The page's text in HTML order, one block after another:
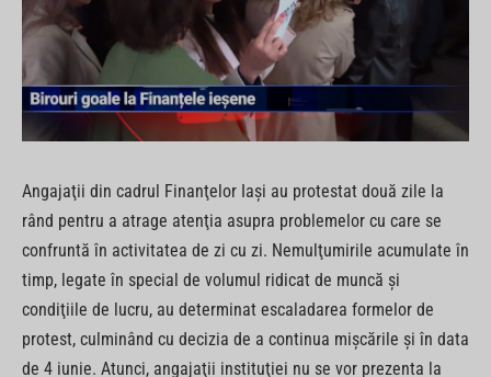
Angajaţii din cadrul Finanţelor Iaşi au protestat două zile la
rând pentru a atrage atenţia asupra problemelor cu care se
confruntă în activitatea de zi cu zi. Nemulţumirile acumulate în
timp, legate în special de volumul ridicat de muncă şi
condiţiile de lucru, au determinat escaladarea formelor de
protest, culminând cu decizia de a continua mişcările şi în data
de 4 iunie. Atunci, angajaţii instituţiei nu se vor prezenta la